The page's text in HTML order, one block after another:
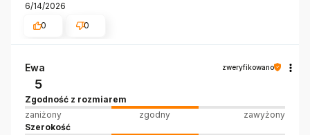
6/14/2026
0
0
Ewa zweryfikowano
5
Zgodność z rozmiarem
zaniżony
zgodny
zawyżony
Szerokość